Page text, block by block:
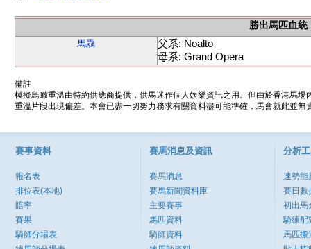
勝出馬匹血統
馬驫
父系: Noalto
母系: Grand Opera
備註
模擬鳥瞰重溫由特約供應商提供，供馬迷作個人娛樂資訊之用。但由於香港馬
重溫片段出現偏差。本會已盡一切努力務求有關資料盡可能準確，馬會就此並
賽事資料
報名表
排位表(本地)
賠率
賽果
騎師分場表
賽馬消息及資訊
賽馬消息
賽馬新聞資料庫
主要賽事
馬匹資料
騎師資料
分析
速勢能
賽日數
初出馬
騎練配
馬匹搬